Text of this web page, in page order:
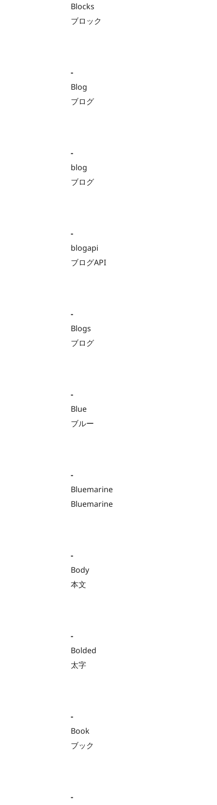
Blocks
ブロック
-
Blog
ブログ
-
blog
ブログ
-
blogapi
ブログAPI
-
Blogs
ブログ
-
Blue
ブルー
-
Bluemarine
Bluemarine
-
Body
本文
-
Bolded
太字
-
Book
ブック
-